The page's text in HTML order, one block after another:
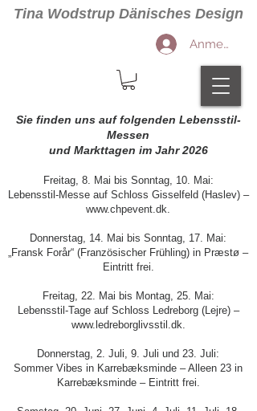
Tina Wodstrup Dänisches Design
Anmelden
Sie finden uns auf folgenden Lebensstil-
Messen
und Markttagen im Jahr 2026
Freitag, 8. Mai bis Sonntag, 10. Mai:
Lebensstil-Messe auf Schloss Gisselfeld (Haslev) –
www.chpevent.dk.
Donnerstag, 14. Mai bis Sonntag, 17. Mai:
„Fransk Forår“ (Französischer Frühling) in Præstø –
Eintritt frei.
Freitag, 22. Mai bis Montag, 25. Mai:
Lebensstil-Tage auf Schloss Ledreborg (Lejre) –
www.ledreborglivsstil.dk.
Donnerstag, 2. Juli, 9. Juli und 23. Juli:
Sommer Vibes in Karrebæksminde – Alleen 23 in
Karrebæksminde – Eintritt frei.